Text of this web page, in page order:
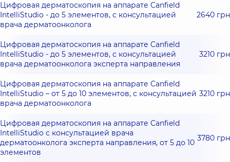
Цифровая дерматоскопия на аппарате Canfield
IntelliStudio - до 5 элементов, с консультацией
врача дерматоонколога
2640 грн
Цифровая дерматоскопия на аппарате Canfield
IntelliStudio - до 5 элементов, с консультацией
врача дерматоонколога эксперта направления
3210 грн
Цифровая дерматоскопия на аппарате Canfield
IntelliStudio – от 5 до 10 элементов, с консультацией
врача дерматоонколога
3210 грн
Цифровая дерматоскопия на аппарате Canfield
IntelliStudio с консультацией врача
дерматоонколога эксперта направления, от 5 до 10
элементов
3780 грн